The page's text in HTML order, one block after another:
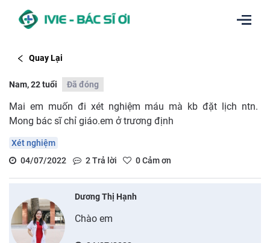
Quay Lại
Nam, 22 tuổi Đã đóng
Mai em muốn đi xét nghiệm máu mà kb đặt lịch ntn.
Mong bác sĩ chỉ giáo.em ở trương định
Xét nghiệm
04/07/2022
2Trả lời 0Cảm ơn
Dương Thị Hạnh
Chào em